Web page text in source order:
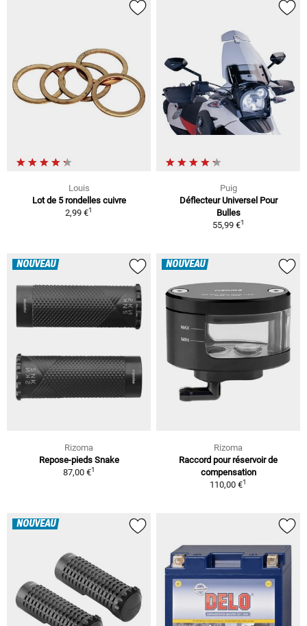
Louis
Lot de 5 rondelles cuivre
2,99 €1
Puig
Déflecteur Universel Pour
Bulles
55,99 €1
NOUVEAU
Rizoma
Repose-pieds Snake
87,00 €1
NOUVEAU
Rizoma
Raccord pour réservoir de
compensation
110,00 €1
NOUVEAU